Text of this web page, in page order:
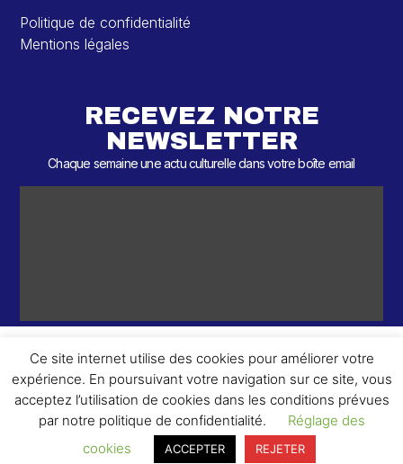
Politique de confidentialité
Mentions légales
RECEVEZ NOTRE
NEWSLETTER
Chaque semaine une actu culturelle dans votre boîte email
© 2026 – 2 ème Round – Tous droits réservés.
Ce site internet utilise des cookies pour améliorer votre
expérience. En poursuivant votre navigation sur ce site, vous
acceptez l’utilisation de cookies dans les conditions prévues
par notre politique de confidentialité.
Réglage des
cookies
ACCEPTER REJETER